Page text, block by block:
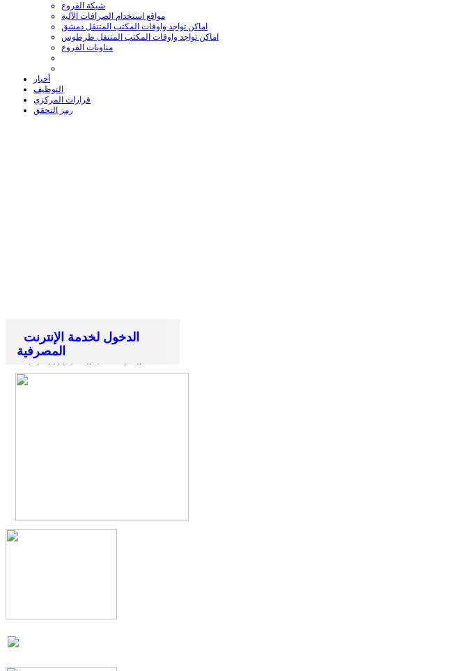
شبكة الفروع
مواقع استخدام الصرافات الآلية
اماكن تواجد واوقات المكتب المتنقل دمشق
اماكن تواجد واوقات المكتب المتنقل طرطوس
مناوبات الفروع
أخبار
التوظيف
قرارات المركزي
رمز التحقق
الدخول لخدمة الإنترنت
المصرفية
الرجاء تسجيل الدخول اذا كان لديك
حساب سابق